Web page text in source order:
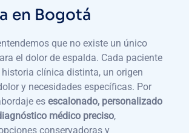
en Bogotá
que no existe un único
el dolor de espalda. Cada paciente
clínica distinta, un origen
y necesidades específicas. Por
es escalonado, personalizado
médico preciso,
conservadoras y